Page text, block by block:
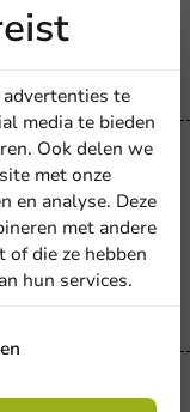
zonder
te
media te bieden
Ook delen we
met onze
en analyse. Deze
met andere
of die ze hebben
hun services.
met de